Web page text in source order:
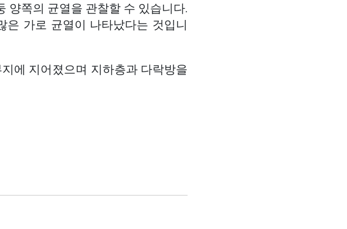
양쪽의 균열을 관찰할 수 있습니다.
가로 균열이 나타났다는 것입니
에 지어졌으며 지하층과 다락방을